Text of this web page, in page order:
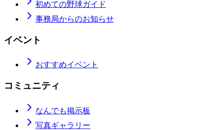
初めての野球ガイド
事務局からのお知らせ
イベント
おすすめイベント
コミュニティ
なんでも掲示板
写真ギャラリー